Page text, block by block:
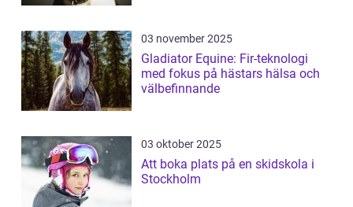
03 november 2025
Gladiator Equine: Fir-teknologi
med fokus på hästars hälsa och
välbefinnande
03 oktober 2025
Att boka plats på en skidskola i
Stockholm